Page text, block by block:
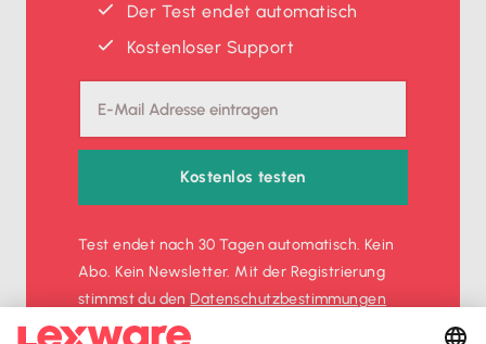
Der Test endet automatisch
Kostenloser Support
Kostenlos testen
Test endet nach 30 Tagen automatisch. Kein
Abo. Kein Newsletter. Mit der Registrierung
stimmst du denDatenschutz­bestimmungen
und denAGBzu.